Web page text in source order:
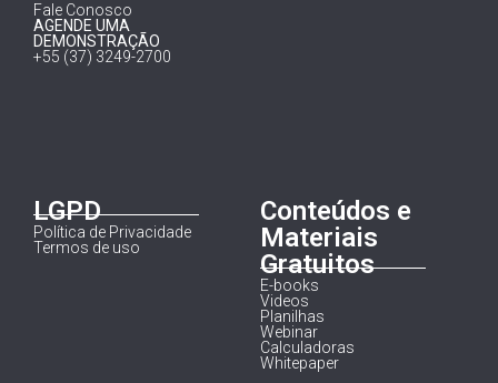
Fale Conosco
AGENDE UMA
DEMONSTRAÇÃO
+55 (37) 3249-2700
LGPD
Política de Privacidade
Termos de uso
Conteúdos e
Materiais
Gratuitos
E-books
Videos
Planilhas
Webinar
Calculadoras
Whitepaper